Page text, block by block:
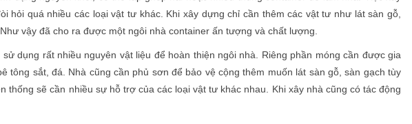
hỏi quá nhiều các loại vật tư khác. Khi xây dựng chỉ cần thêm các vật tư như lát sàn gỗ,
vậy đã cho ra được một ngôi nhà container ấn tượng và chất lượng.
sử dụng rất nhiều nguyên vật liệu để hoàn thiện ngôi nhà. Riêng phần móng cần được gia
tông sắt, đá. Nhà cũng cần phủ sơn để bảo vệ cộng thêm muốn lát sàn gỗ, sàn gạch tùy
thống sẽ cần nhiều sự hỗ trợ của các loại vật tư khác nhau. Khi xây nhà cũng có tác động